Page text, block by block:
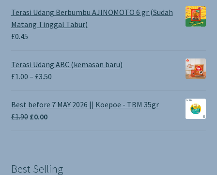
Terasi Udang Berbumbu AJINOMOTO 6 gr (Sudah
Matang Tinggal Tabur)
£0.45
Terasi Udang ABC (kemasan baru)
£1.00 – £3.50Price
£1.00
Best before 7 MAY 2026 || Koepoe - TBM 35gr
£1.90 Original
£0.00Current
Best Selling